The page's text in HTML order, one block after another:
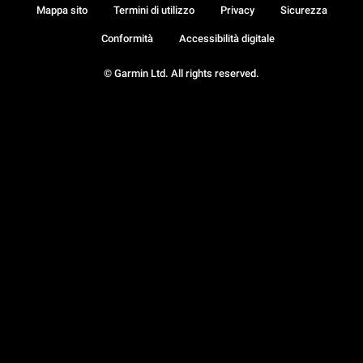
© Garmin Ltd. All rights reserved.
Mappa sito Termini di utilizzo Privacy Sicurezza
Conformità Accessibilità digitale